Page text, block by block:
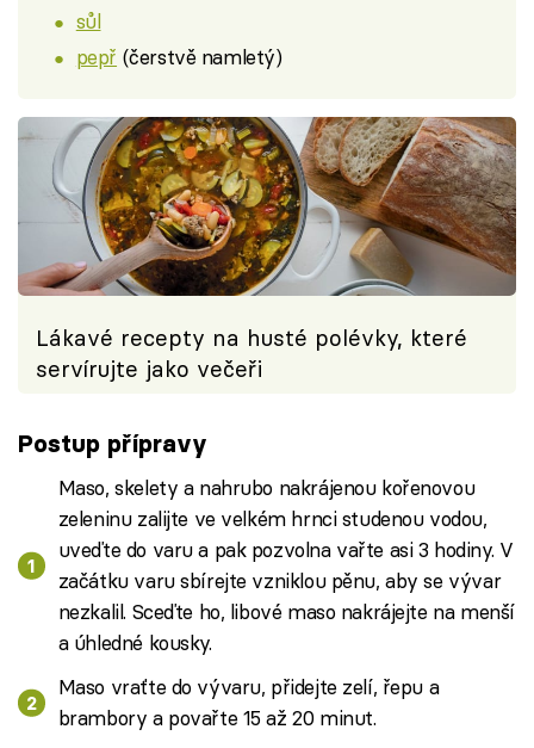
sůl
pepř (čerstvě namletý)
Lákavé recepty na husté polévky, které
servírujte jako večeři
Postup přípravy
Maso, skelety a nahrubo nakrájenou kořenovou
zeleninu zalijte ve velkém hrnci studenou vodou,
uveďte do varu a pak pozvolna vařte asi 3 hodiny. V
začátku varu sbírejte vzniklou pěnu, aby se vývar
nezkalil. Sceďte ho, libové maso nakrájejte na menší
a úhledné kousky.
Maso vraťte do vývaru, přidejte zelí, řepu a
brambory a povařte 15 až 20 minut.